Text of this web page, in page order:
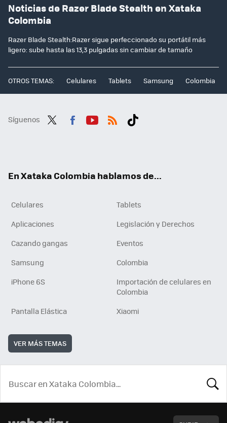
Noticias de Razer Blade Stealth en Xataka
Colombia
Razer Blade Stealth:Razer sigue perfeccionado su portátil más
ligero: sube hasta las 13,3 pulgadas sin cambiar de tamaño
OTROS TEMAS: Celulares Tablets Samsung Colombia
Síguenos
En Xataka Colombia hablamos de...
Celulares
Tablets
Aplicaciones
Legislación y Derechos
Cazando gangas
Eventos
Samsung
Colombia
iPhone 6S
Importación de celulares en
Colombia
Pantalla Elástica
Xiaomi
VER MÁS TEMAS